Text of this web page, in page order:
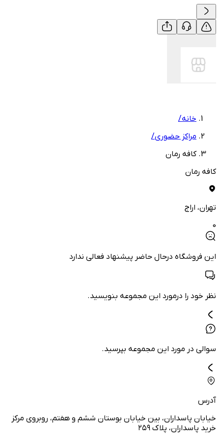
خانه/
مراکز حضوری/
کافه رمان
کافه رمان
تهران، اراج
0
این فروشگاه درحال حاضر پیشنهاد فعالی ندارد
نظر خود را درمورد این مجموعه بنویسید.
سوالی در مورد این مجموعه بپرسید.
آدرس
خیابان پاسداران، بین خیابان بوستان ششم و هفتم، روبروی مرکز
خرید پاسداران، پلاک ۲۵۹